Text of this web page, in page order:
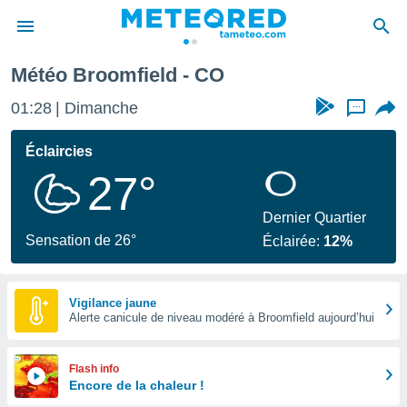
de
Météo Broomfield - CO
01:28 Dimanche ...
Éclaircies
27°
Sensation de 26°
Dernier Quartier
Éclairée: 12%
Vigilance jaune
Alerte canicule de niveau modéré à Broomfield aujourd’hui
Flash info
Encore de la chaleur !